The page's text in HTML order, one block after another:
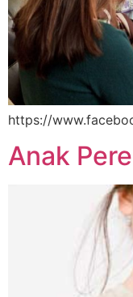
https://
Anak